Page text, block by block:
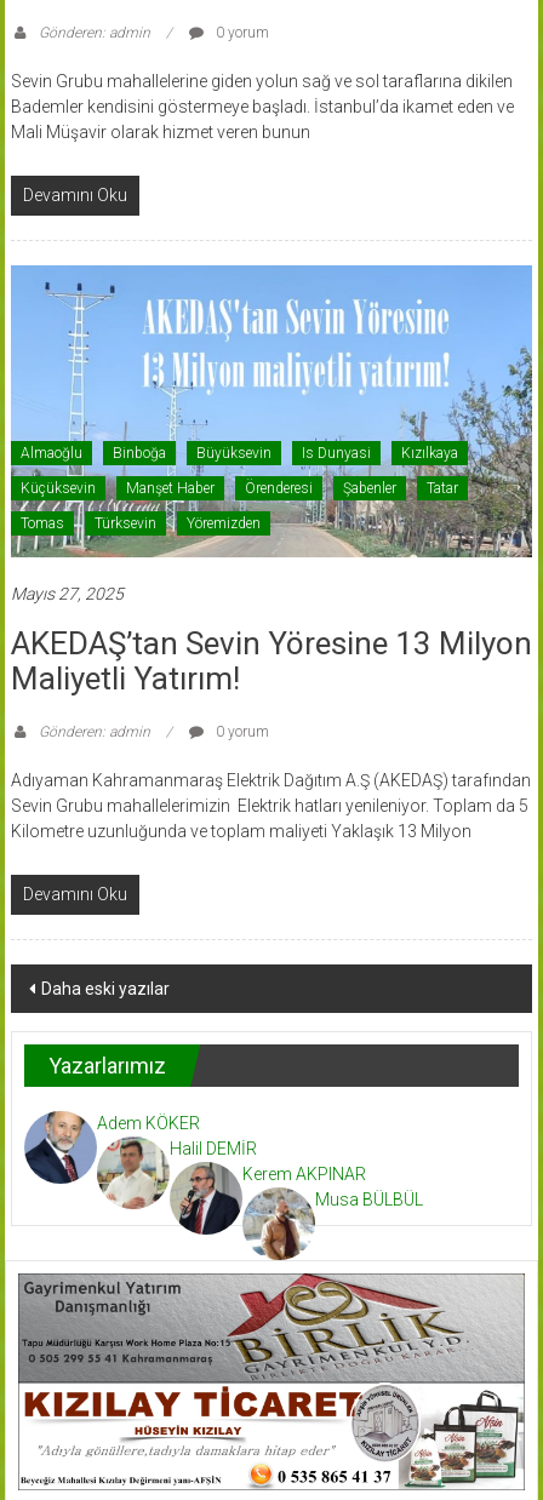
Gönderen: admin 0 yorum
Sevin Grubu mahallelerine giden yolun sağ ve sol taraflarına dikilen
Bademler kendisini göstermeye başladı. İstanbul’da ikamet eden ve
Mali Müşavir olarak hizmet veren bunun
Devamını Oku
Almaoğlu Binboğa Büyüksevin Is Dunyasi Kızılkaya
Küçüksevin Manşet Haber Örenderesi Şabenler Tatar
Tomas Türksevin Yöremizden
Mayıs 27, 2025
AKEDAŞ’tan Sevin Yöresine 13 Milyon
Maliyetli Yatırım!
Gönderen: admin 0 yorum
Adıyaman Kahramanmaraş Elektrik Dağıtım A.Ş (AKEDAŞ) tarafından
Sevin Grubu mahallelerimizin Elektrik hatları yenileniyor. Toplam da 5
Kilometre uzunluğunda ve toplam maliyeti Yaklaşık 13 Milyon
Devamını Oku
Yazı
dolaşımı
Daha eski yazılar
Yazarlarımız
Adem KÖKER
Halil DEMİR
Kerem AKPINAR
Musa BÜLBÜL